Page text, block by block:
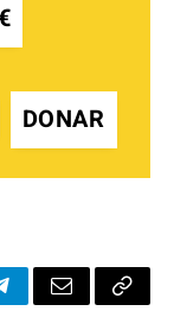
DONAR
Email Copy